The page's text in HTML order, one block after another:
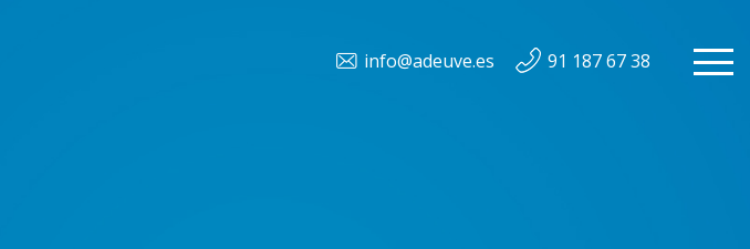
info@adeuve.es 91 187 67 38